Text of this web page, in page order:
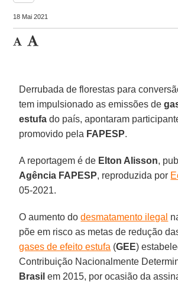
18 Mai 2021
Derrubada de florestas para
tem impulsionado as emissões de
estufa do país, apontaram
promovido pela FAPESP.
A reportagem é de Elton Alisson,
Agência FAPESP, reproduzida por
05-2021.
O aumento dodesmatamento ilegal
põe em risco as metas de redução
gases de efeito estufa (GEE)
Contribuição Nacionalmente
Brasil em 2015, por ocasião da